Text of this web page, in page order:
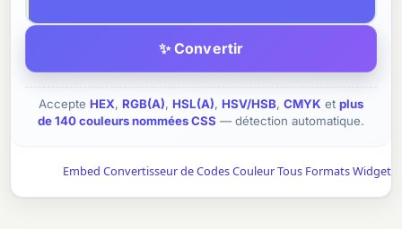
✨ Convertir
Accepte HEX, RGB(A), HSL(A), HSV/HSB, CMYK et plus
de 140 couleurs nommées CSS — détection automatique.
Embed Convertisseur de Codes Couleur Tous Formats Widget